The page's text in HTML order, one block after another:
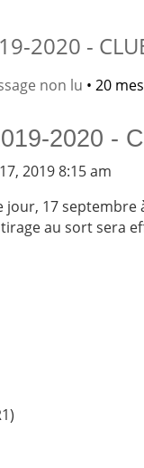
2020 -
non lu • 20
2020 -
2019 8:15 am
17 septembre
au sort sera